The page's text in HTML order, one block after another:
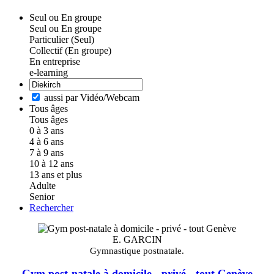
Seul ou En groupe
Seul ou En groupe
Particulier (Seul)
Collectif (En groupe)
En entreprise
e-learning
aussi par Vidéo/Webcam
Tous âges
Tous âges
0 à 3 ans
4 à 6 ans
7 à 9 ans
10 à 12 ans
13 ans et plus
Adulte
Senior
Rechercher
E. GARCIN
Gymnastique postnatale.